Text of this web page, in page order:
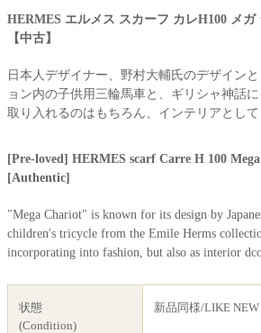
HERMES エルメス スカーフ カレH100 メ
【中古】
日本人デザイナー、野村大輔氏のデザイン
ョン内の子供用三輪馬車と、ギリシャ神話
取り入れるのはもちろん、インテリアとし
[Pre-loved] HERMES scarf Carre H 100
[Authentic]
"Mega Chariot" is known for its design by
children's tricycle from the Emile Herms
incorporating into fashion, but also as interior
状態
(Condition)
新品同様/LIKE NEW